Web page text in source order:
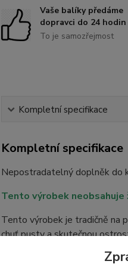
Vaše balíky předáme
dopravci do 24 hodin
To je samozřejmost
Kompletní specifikace
Kompletní specifikace
Nepostradatelný doplněk do
Tento výrobek neobsahuje
Tento výrobek je tradičně na
chuť pusty a skutečnou
nasládlou chuť tolik